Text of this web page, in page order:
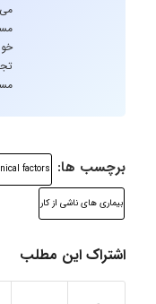
برچسب ها: factors
بیماری های ناشی از کار
اشتراک این مطلب